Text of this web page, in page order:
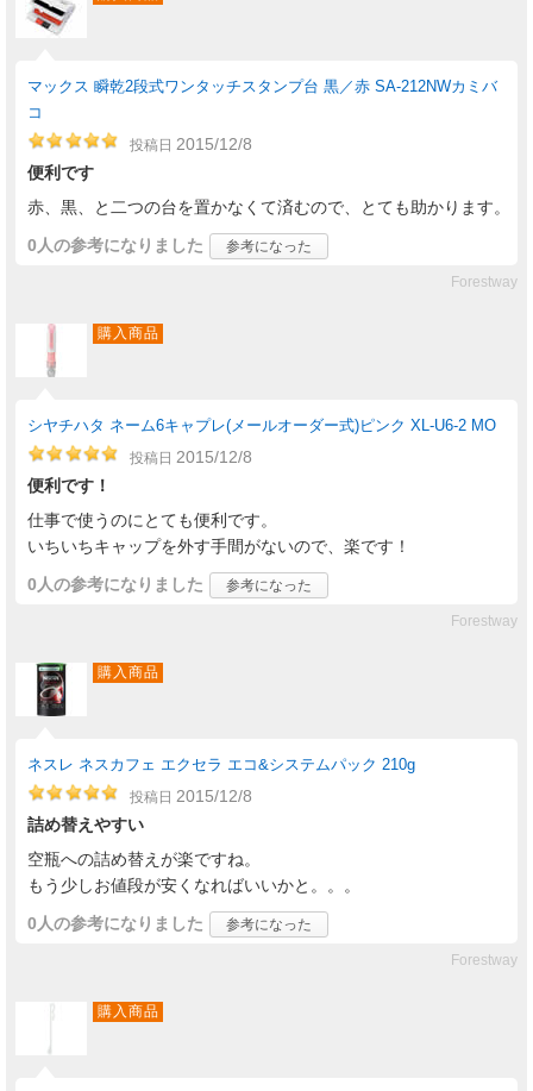
マックス 瞬乾2段式ワンタッチスタンプ台 黒／赤 SA-212NWカミバ
コ
投稿日 2015/12/8
便利です
赤、黒、と二つの台を置かなくて済むので、とても助かります。
0人の参考になりました 参考になった
Forestway
購入商品
シヤチハタ ネーム6キャプレ(メールオーダー式)ピンク XL-U6-2 MO
投稿日 2015/12/8
便利です！
仕事で使うのにとても便利です。
いちいちキャップを外す手間がないので、楽です！
0人の参考になりました 参考になった
Forestway
購入商品
ネスレ ネスカフェ エクセラ エコ&システムパック 210g
投稿日 2015/12/8
詰め替えやすい
空瓶への詰め替えが楽ですね。
もう少しお値段が安くなればいいかと。。。
0人の参考になりました 参考になった
Forestway
購入商品